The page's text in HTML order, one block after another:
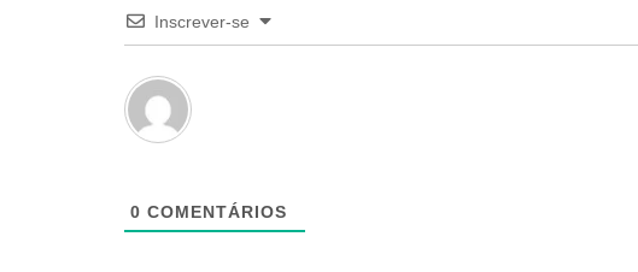
Inscrever-se
0 COMENTÁRIOS